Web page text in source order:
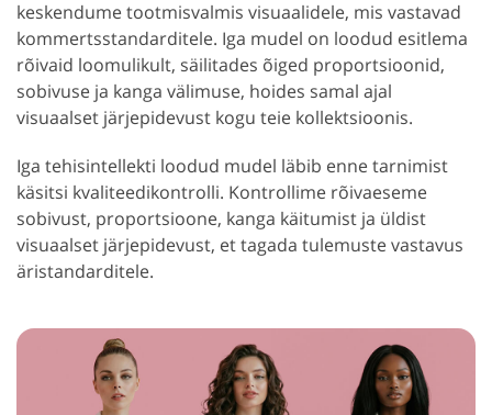
keskendume tootmisvalmis visuaalidele, mis vastavad
kommertsstandarditele. Iga mudel on loodud esitlema
rõivaid loomulikult, säilitades õiged proportsioonid,
sobivuse ja kanga välimuse, hoides samal ajal
visuaalset järjepidevust kogu teie kollektsioonis.
Iga tehisintellekti loodud mudel läbib enne tarnimist
käsitsi kvaliteedikontrolli. Kontrollime rõivaeseme
sobivust, proportsioone, kanga käitumist ja üldist
visuaalset järjepidevust, et tagada tulemuste vastavus
äristandarditele.